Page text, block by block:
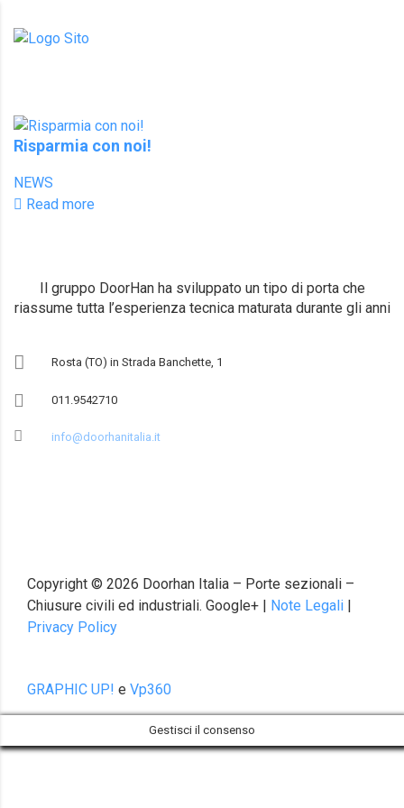
Risparmia con noi!
NEWS
Read more
Il gruppo DoorHan ha sviluppato un tipo di porta che
riassume tutta l’esperienza tecnica maturata durante gli anni
Rosta (TO) in Strada Banchette, 1
011.9542710
info@doorhanitalia.it
Copyright © 2026 Doorhan Italia – Porte sezionali –
Chiusure civili ed industriali. Google+ | Note Legali |
Privacy Policy
GRAPHIC UP! e Vp360
Gestisci il consenso